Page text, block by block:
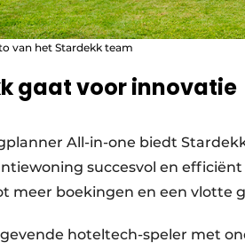
van het Stardekk team
gaat voor innovatie
All-in-one biedt
succesvol en
meer boekingen en een vlotte
hoteltech-speler met